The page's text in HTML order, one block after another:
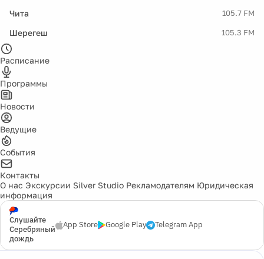
Чита 105.7 FM
Шерегеш 105.3 FM
Расписание
Программы
Новости
Ведущие
События
Контакты
О нас Экскурсии Silver Studio Рекламодателям Юридическая
информация
Слушайте
Серебряный
дождь
App Store Google Play Telegram App